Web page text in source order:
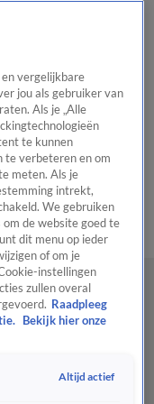
van Hart
Tip de
redactiePanelVideo's
vergelijkbare
jou als gebruiker van
Als je „Alle
te kunnen
te verbeteren en om
meten. Als je
intrekt,
We gebruiken
de website goed te
dit menu op ieder
of om je
instellingen
zullen overal
Raadpleeg
Bekijk hier onze
Altijd actief